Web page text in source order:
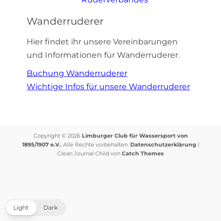
Wanderruderer
Hier findet ihr unsere Vereinbarungen
und Informationen für Wanderruderer.
Buchung Wanderruderer
Wichtige Infos für unsere Wanderruderer
Copyright © 2026 Limburger Club für Wassersport von
1895/1907 e.V.. Alle Rechte vorbehalten. Datenschutzerklärung |
Clean Journal Child von Catch Themes
Light Dark